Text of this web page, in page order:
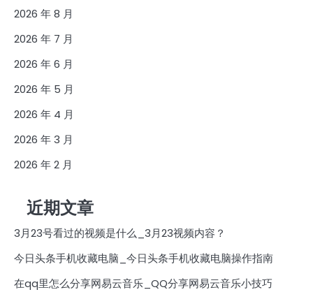
2026 年 8 月
2026 年 7 月
2026 年 6 月
2026 年 5 月
2026 年 4 月
2026 年 3 月
2026 年 2 月
近期文章
3月23号看过的视频是什么_3月23视频内容？
今日头条手机收藏电脑_今日头条手机收藏电脑操作指南
在qq里怎么分享网易云音乐_QQ分享网易云音乐小技巧